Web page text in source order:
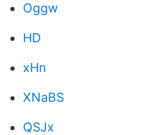
Oggw
HD
xHn
XNaBS
QSJx